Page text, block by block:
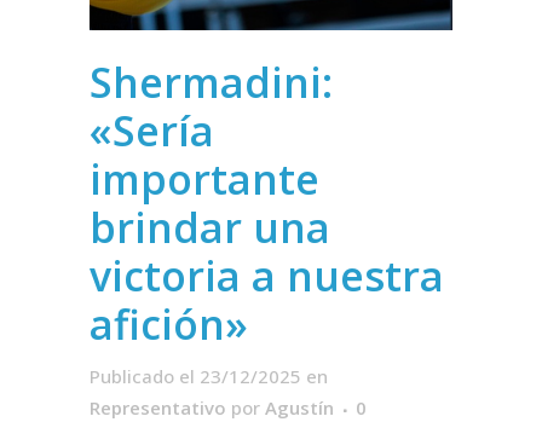
Shermadini:
«Sería
importante
brindar una
victoria a nuestra
afición»
Publicado el 23/12/2025 en
Representativo por Agustín
0